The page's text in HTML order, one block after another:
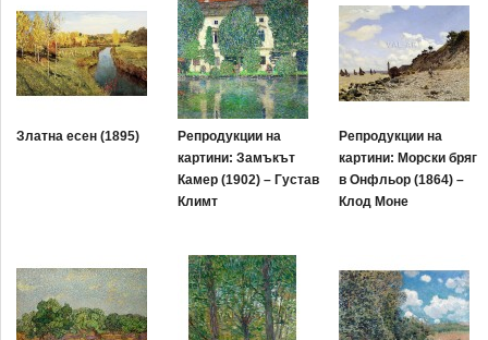
Златна есен (1895)
Репродукции на
картини: Замъкът
Камер (1902) – Густав
Климт
Репродукции на
картини: Морски бряг
в Онфльор (1864) –
Клод Моне